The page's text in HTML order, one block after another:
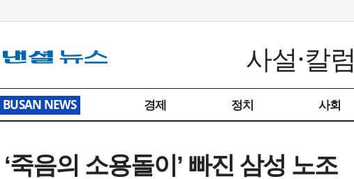
사설·칼럼
BUSAN NEWS 경제 정치 사회
죽음의 소용돌이’ 빠진 삼성 노조